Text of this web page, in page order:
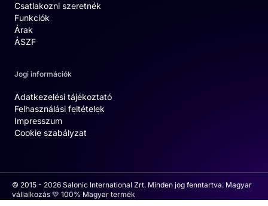
Csatlakozni szeretnék
Funkciók
Árak
ÁSZF
Jogi információk
Adatkezelési tájékoztató
Felhasználási feltételek
Impresszum
Cookie szabályzat
© 2015 - 2026 Salonic International Zrt. Minden jog fenntartva. Magyar
vállalkozás 💛 100% Magyar termék